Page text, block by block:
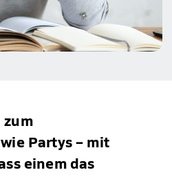
Partys – mit
einem das